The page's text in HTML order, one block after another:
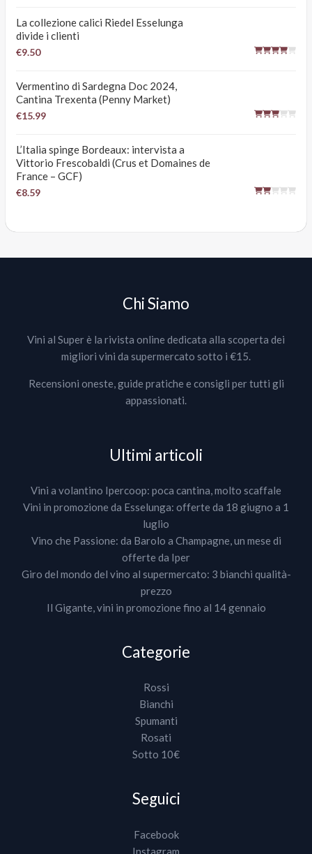
La collezione calici Riedel Esselunga
divide i clienti
€9.50
Vermentino di Sardegna Doc 2024,
Cantina Trexenta (Penny Market)
€15.99
L’Italia spinge Bordeaux: intervista a
Vittorio Frescobaldi (Crus et Domaines de
France – GCF)
€8.59
Chi Siamo
Vini al Super è la rivista online dedicata alla scoperta dei
migliori vini da supermercato sotto i €15.
Recensioni oneste, guide pratiche e consigli per tutti gli
appassionati.
Ultimi articoli
Vini a volantino Ipercoop: poca cantina, molto scaffale
Vini in promozione da Esselunga: offerte da 18 giugno a 1
luglio
Vino che Passione: da Barolo a Champagne, un mese di
offerte da Iper
Giro del mondo del vino al supermercato: 3 bianchi qualità-
prezzo
Il Gigante, vini in promozione fino al 14 gennaio
Categorie
Rossi
Bianchi
Spumanti
Rosati
Sotto 10€
Seguici
Facebook
Instagram